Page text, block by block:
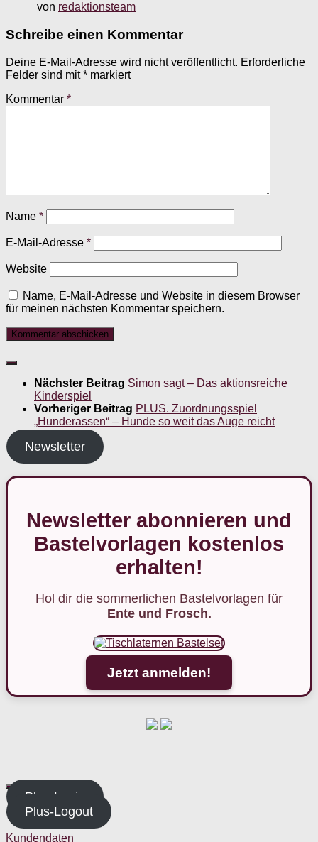
von redaktionsteam
Schreibe einen Kommentar
Deine E-Mail-Adresse wird nicht veröffentlicht. Erforderliche
Felder sind mit* markiert
Kommentar *
Name *
E-Mail-Adresse *
Website
Name, E-Mail-Adresse und Website in diesem Browser
für meinen nächsten Kommentar speichern.
Nächster Beitrag Simon sagt – Das aktionsreiche
Kinderspiel
Vorheriger Beitrag PLUS. Zuordnungsspiel
„Hunderassen“ – Hunde so weit das Auge reicht
Newsletter
Newsletter abonnieren und
Bastelvorlagen kostenlos
erhalten!
Hol dir die sommerlichen Bastelvorlagen für
Ente und Frosch.
Jetzt anmelden!
Plus-Login
Plus-Logout
Kundendaten